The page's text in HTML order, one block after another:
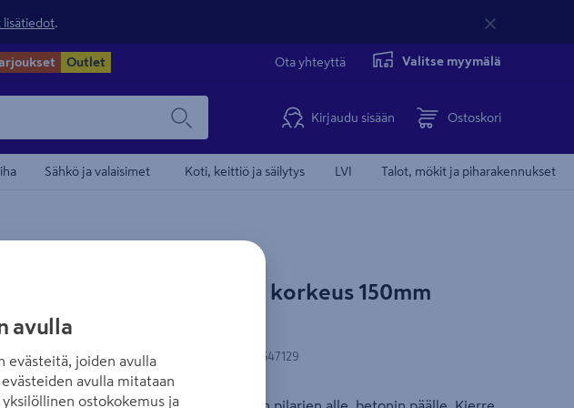
lisätiedot
Outlet Ota yhteyttä Valitse myymälä
Kirjaudu sisään Ostoskori
Sähkö ja valaisimet Koti, keittiö ja säilytys LVI Talot, mökit ja piharakennukset
Säätöjalka PROF 50x50mm korkeus 150mm
502109529 EAN-koodi 6438313547129
avulla
evästeitä, joiden avulla
avulla mitataan
ostokokemus ja